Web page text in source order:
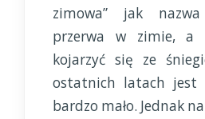
zimowa” jak
przerwa w zimie, a
kojarzyć się ze
ostatnich latach jest
bardzo mało. Jednak